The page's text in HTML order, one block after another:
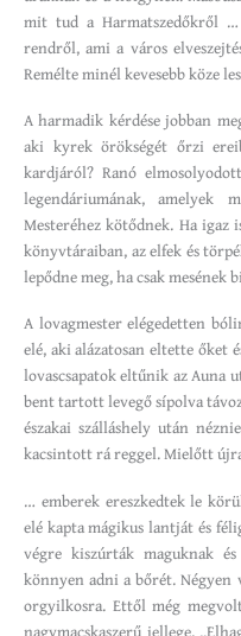
mit tud a Harmatszedőkről
rendről, ami a város
Remélte minél kevesebb köze
A harmadik kérdése jobban
aki kyrek örökségét őrzi
kardjáról? Ranó
legendáriumának, amelyek
Mesteréhez kötődnek. Ha igaz
könyvtáraiban, az elfek és
lepődne meg, ha csak mesének
A lovagmester elégedetten
elé, aki alázatosan eltette őket
lovascsapatok eltűnik az Auna
bent tartott levegő sípolva
északai szálláshely után
kacsintott rá reggel. Mielőtt
… emberek ereszkedtek le
elé kapta mágikus lantját és
végre kiszúrták maguknak
könnyen adni a bőrét.
orgyilkosra. Ettől még
nagymacskaszerű jellege.